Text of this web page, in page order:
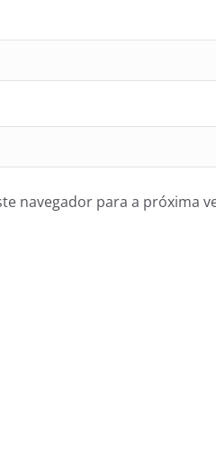
navegador para a próxima